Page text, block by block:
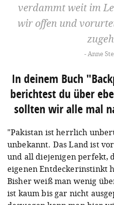
verdammt weit im
wir offen und
Anne
In deinem Buch
berichtest du über
sollten wir alle mal
"Pakistan ist herrlich
unbekannt. Das Land ist
und all diejenigen perfekt,
eigenen Entdeckerinstinkt
Bisher weiß man wenig
ist kaum bis gar nicht